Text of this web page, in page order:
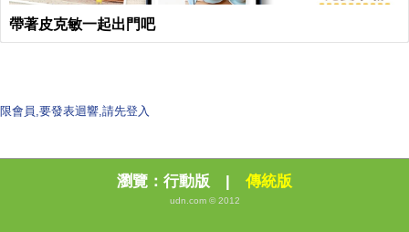
帶著皮克敏一起出門吧
限會員,要發表迴響,請先登入
瀏覽： 行動版 | 傳統版
udn.com © 2012